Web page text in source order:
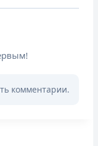
комментарии.